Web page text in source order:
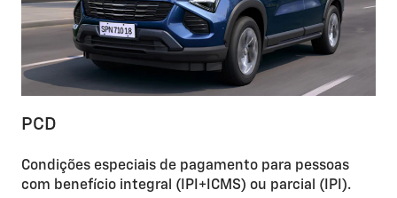
PCD
Condições especiais de pagamento para pessoas
com benefício integral (IPI+ICMS) ou parcial (IPI).